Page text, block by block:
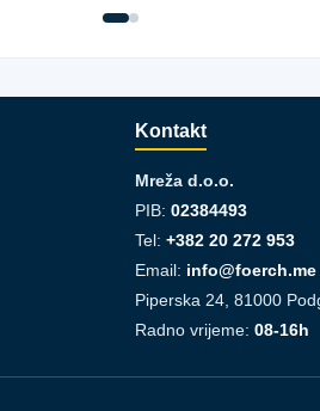
Kontakt
Mreža d.o.o.
PIB: 02384493
Tel: +382 20 272 953
Email: info@foerch.me
Piperska 24, 81000
Radno vrijeme: 08-16h